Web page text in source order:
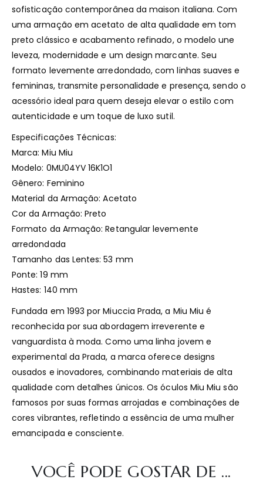
sofisticação contemporânea da maison italiana. Com
uma armação em acetato de alta qualidade em tom
preto clássico e acabamento refinado, o modelo une
leveza, modernidade e um design marcante. Seu
formato levemente arredondado, com linhas suaves e
femininas, transmite personalidade e presença, sendo o
acessório ideal para quem deseja elevar o estilo com
autenticidade e um toque de luxo sutil.
Especificações Técnicas:
Marca: Miu Miu
Modelo: 0MU04YV 16K1O1
Gênero: Feminino
Material da Armação: Acetato
Cor da Armação: Preto
Formato da Armação: Retangular levemente
arredondada
Tamanho das Lentes: 53 mm
Ponte: 19 mm
Hastes: 140 mm
Fundada em 1993 por Miuccia Prada, a Miu Miu é
reconhecida por sua abordagem irreverente e
vanguardista à moda. Como uma linha jovem e
experimental da Prada, a marca oferece designs
ousados e inovadores, combinando materiais de alta
qualidade com detalhes únicos. Os óculos Miu Miu são
famosos por suas formas arrojadas e combinações de
cores vibrantes, refletindo a essência de uma mulher
emancipada e consciente.
VOCÊ PODE GOSTAR DE ...